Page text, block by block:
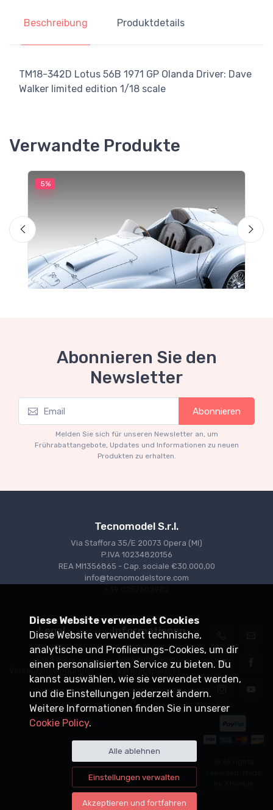
Beschreibung Produktdetails
TM18-342D Lotus 56B 1971 GP Olanda Driver: Dave
Walker limited edition 1/18 scale
Verwandte Produkte
5%
Mythos Collection 1-18
Ferrari 166 MM Abarth Metallic Silver Press
€227.05 €239.00
Abonnieren Sie den
Newsletter
Abonnieren
Melden Sie sich für unseren Newsletter an, um
Frührabattangebote, Updates und Informationen zu neuen
Produkten zu erhalten.
Tecnomodel S.r.l.
Via Staffora 35/E 20073 Opera (MI)
P.IVA 10234820156
REA MI1356865 - Cap. sociale €30.000,00
info@tecnomodelstore.com
Legal
Privacy
Cookies
Verkaufsbedingungen
Informationen
Versand
Verkaufsstellen
Vertriebspartner
Diese Website verwendet Cookies
Diese Website verwendet technische,
analytische und Profilierungs-Cookies, um dir
einen personalisierten Service zu bieten. Du
kannst auswählen, wie sie verwendet werden,
und die Einstellungen jederzeit ändern.
Weitere Informationen finden Sie in unserer
Cookie Policy.
Alle ablehnen
Einstellungen verwalten
Akzeptieren und fortfahren